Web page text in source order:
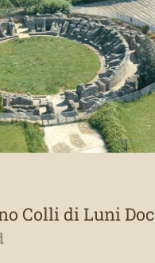
Colli di Luni Doc